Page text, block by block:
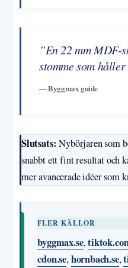
”En 22 mm MDF-
stomme som
— Byggmax guide
Slutsats: Nybörjaren som
snabbt ett fint resultat och
mer avancerade idéer som
FLER KÄLLOR
byggmax.se,
cdon.se, hornbach.se,